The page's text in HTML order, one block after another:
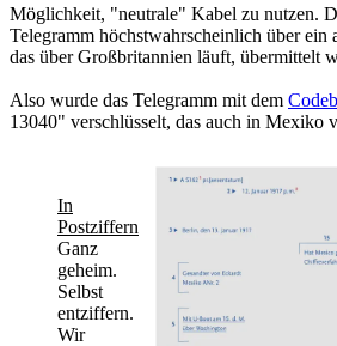
Möglichkeit, "neutrale" Kabel zu nutzen.
Telegramm höchstwahrscheinlich über ein
das über Großbritannien läuft, übermittelt
Also wurde das Telegramm mit dem
13040" verschlüsselt, das auch in Mexiko
In
Postziffern
Ganz
geheim.
Selbst
entziffern.
Wir